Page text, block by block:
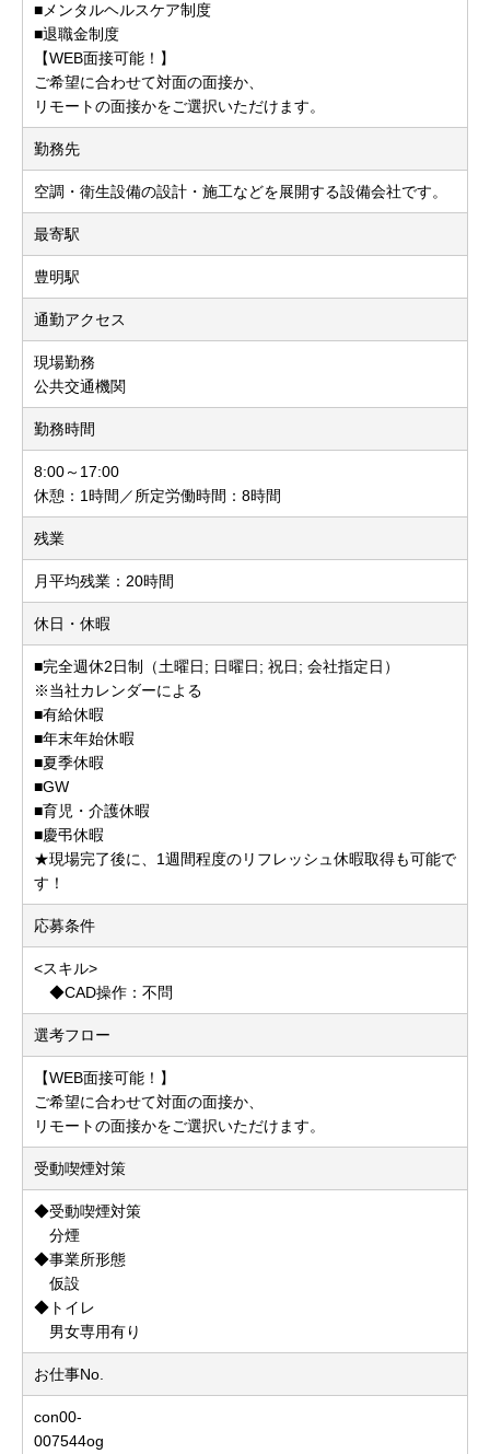
■メンタルヘルスケア制度
■退職金制度
【WEB面接可能！】
ご希望に合わせて対面の面接か、
リモートの面接かをご選択いただけます。
勤務先
空調・衛生設備の設計・施工などを展開する設備会社です。
最寄駅
豊明駅
通勤アクセス
現場勤務
公共交通機関
勤務時間
8:00～17:00
休憩：1時間／所定労働時間：8時間
残業
月平均残業：20時間
休日・休暇
■完全週休2日制（土曜日; 日曜日; 祝日; 会社指定日）
※当社カレンダーによる
■有給休暇
■年末年始休暇
■夏季休暇
■GW
■育児・介護休暇
■慶弔休暇
★現場完了後に、1週間程度のリフレッシュ休暇取得も可能で
す！
応募条件
<スキル>
◆CAD操作：不問
選考フロー
【WEB面接可能！】
ご希望に合わせて対面の面接か、
リモートの面接かをご選択いただけます。
受動喫煙対策
◆受動喫煙対策
分煙
◆事業所形態
仮設
◆トイレ
男女専用有り
お仕事No.
con00-
007544og